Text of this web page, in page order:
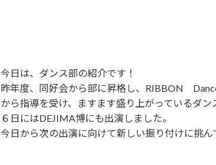
今日は、ダンス部の紹介です！
昨年度、同好会から部に昇格し、RIBBON
から指導を受け、ますます盛り上がっているダン
６日にはDEJIMA博にも出演しました。
今日から次の出演に向けて新しい振り付けに挑ん